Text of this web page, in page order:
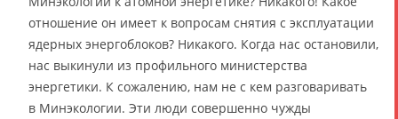
отношение он имеет к вопросам снятия с эксплуатации
ядерных энергоблоков? Никакого. Когда нас остановили,
нас выкинули из профильного министерства
энергетики. К сожалению, нам не с кем разговаривать
в Минэкологии. Эти люди совершенно чужды